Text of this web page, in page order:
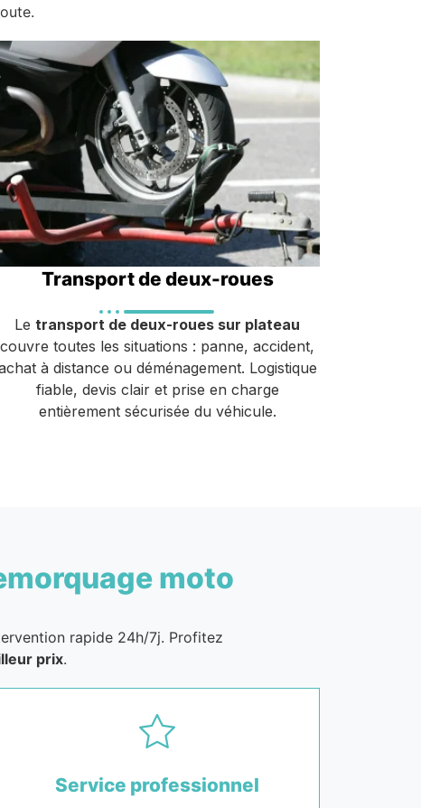
Transport de deux-roues
Le transport de deux-roues sur plateau
couvre toutes les situations : panne, accident,
à distance ou déménagement. Logistique
fiable, devis clair et prise en charge
entièrement sécurisée du véhicule.
moto
rapide 24h/7j. Profitez
prix.
Service professionnel